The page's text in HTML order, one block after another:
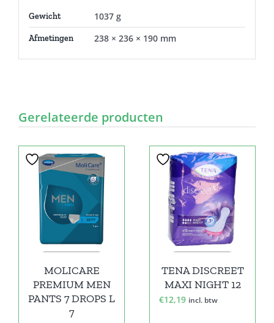
Gewicht 1037 g
Afmetingen 238 × 236 × 190 mm
Gerelateerde producten
MOLICARE
PREMIUM MEN
PANTS 7 DROPS L
7
TENA DISCREET
MAXI NIGHT 12
€12,19 incl. btw